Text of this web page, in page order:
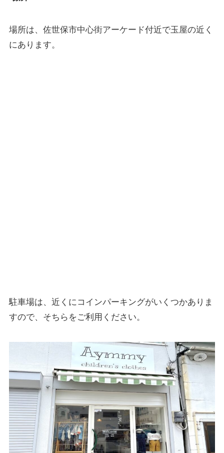
場所は、佐世保市中心街アーケード付近で玉屋の近く
にあります。
駐車場は、近くにコインパーキングがいくつかありま
すので、そちらをご利用ください。